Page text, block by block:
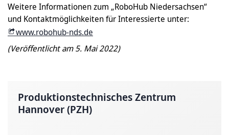
Weitere Informationen zum „RoboHub Niedersachsen“
und Kontaktmöglichkeiten für Interessierte unter:
www.robohub-nds.de
(Veröffentlicht am 5. Mai 2022)
Produktionstechnisches Zentrum
Hannover (PZH)